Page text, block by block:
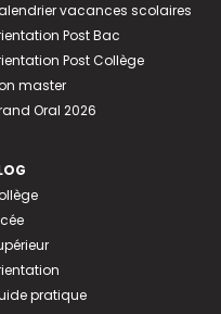
vacances scolaires
Post Bac
Post Collège
master
Oral 2026
pratique